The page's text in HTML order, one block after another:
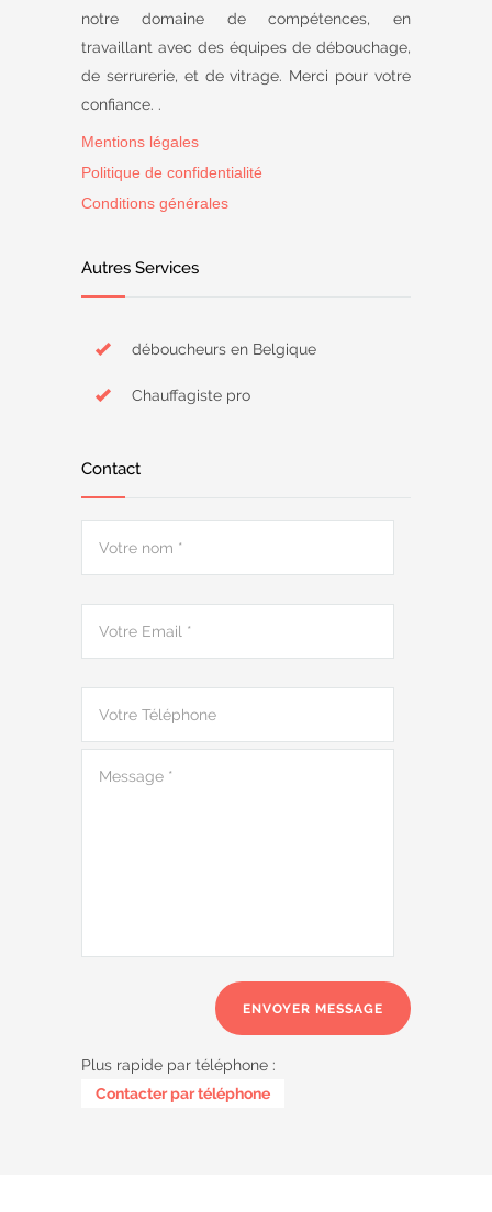
notre domaine de compétences, en
travaillant avec des équipes de débouchage,
de serrurerie, et de vitrage. Merci pour votre
confiance. .
Mentions légales
Politique de confidentialité
Conditions générales
Autres Services
déboucheurs en Belgique
Chauffagiste pro
Contact
Plus rapide par téléphone :
0487 62 69 26
Contacter par téléphone